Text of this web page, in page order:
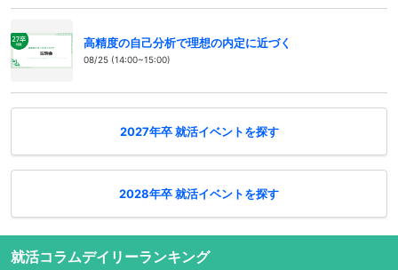
高精度の自己分析で理想の内定に近づく
08/25 (14:00~15:00)
2027年卒 就活イベントを探す
2028年卒 就活イベントを探す
就活コラムデイリーランキング